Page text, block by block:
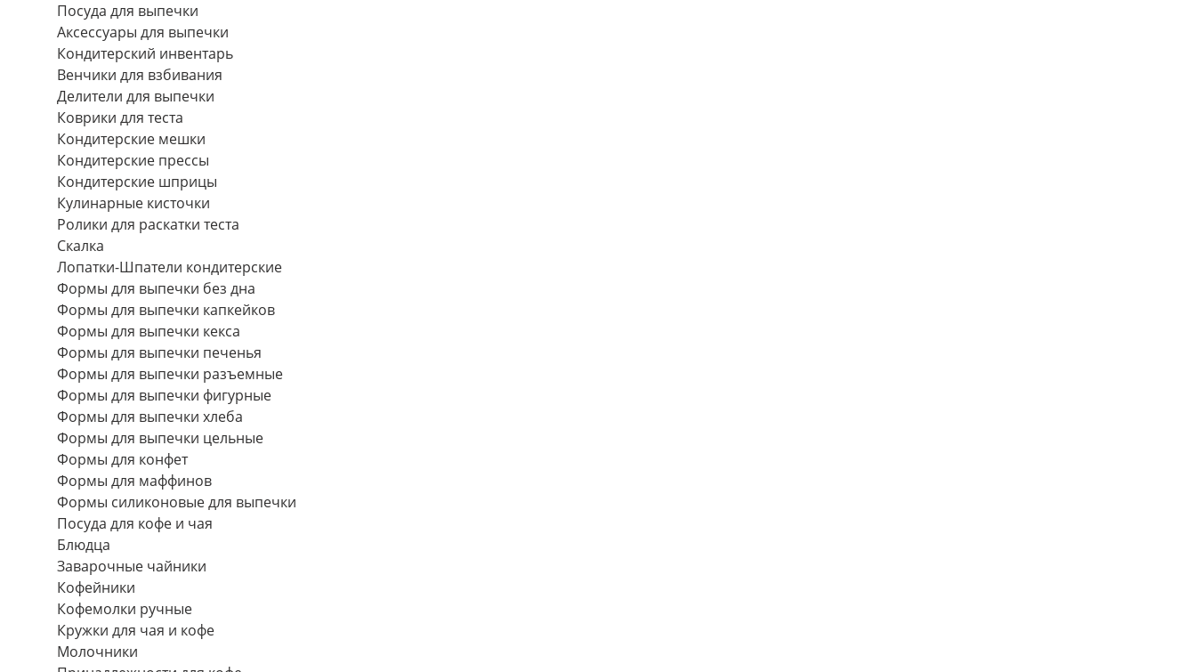
Посуда для выпечки
Аксессуары для выпечки
Кондитерский инвентарь
Венчики для взбивания
Делители для выпечки
Коврики для теста
Кондитерские мешки
Кондитерские прессы
Кондитерские шприцы
Кулинарные кисточки
Ролики для раскатки теста
Скалка
Лопатки-Шпатели кондитерские
Формы для выпечки без дна
Формы для выпечки капкейков
Формы для выпечки кекса
Формы для выпечки печенья
Формы для выпечки разъемные
Формы для выпечки фигурные
Формы для выпечки хлеба
Формы для выпечки цельные
Формы для конфет
Формы для маффинов
Формы силиконовые для выпечки
Посуда для кофе и чая
Блюдца
Заварочные чайники
Кофейники
Кофемолки ручные
Кружки для чая и кофе
Молочники